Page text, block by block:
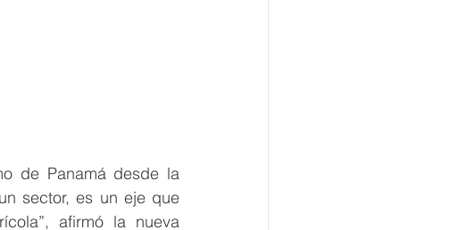
de Panamá desde la
sector, es un eje que
afirmó la nueva